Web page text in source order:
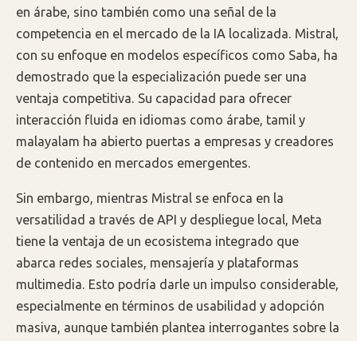
en árabe, sino también como una señal de la
competencia en el mercado de la IA localizada. Mistral,
con su enfoque en modelos específicos como Saba, ha
demostrado que la especialización puede ser una
ventaja competitiva. Su capacidad para ofrecer
interacción fluida en idiomas como árabe, tamil y
malayalam ha abierto puertas a empresas y creadores
de contenido en mercados emergentes.
Sin embargo, mientras Mistral se enfoca en la
versatilidad a través de API y despliegue local, Meta
tiene la ventaja de un ecosistema integrado que
abarca redes sociales, mensajería y plataformas
multimedia. Esto podría darle un impulso considerable,
especialmente en términos de usabilidad y adopción
masiva, aunque también plantea interrogantes sobre la